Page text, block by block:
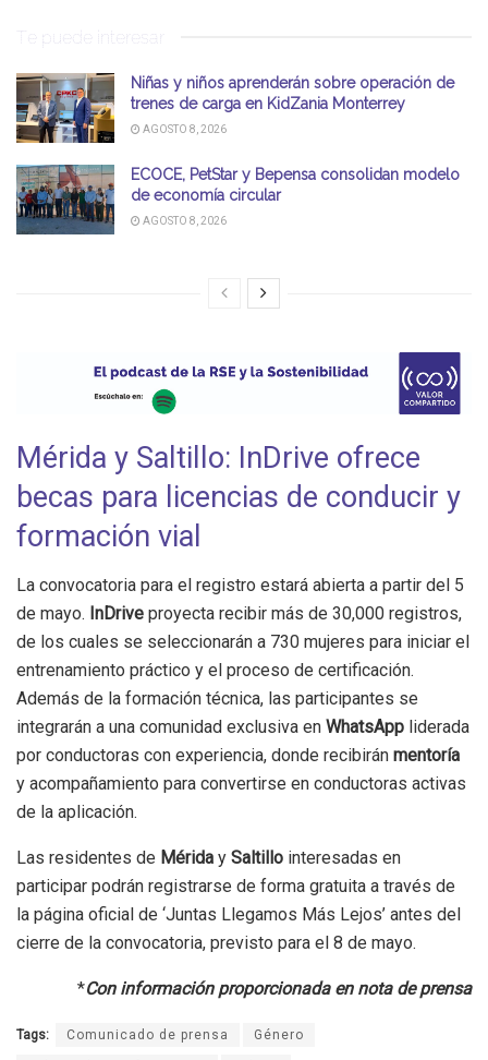
Te puede interesar
Niñas y niños aprenderán sobre operación de
trenes de carga en KidZania Monterrey
AGOSTO 8, 2026
ECOCE, PetStar y Bepensa consolidan modelo
de economía circular
AGOSTO 8, 2026
Mérida y Saltillo: InDrive ofrece
becas para licencias de conducir y
formación vial
La convocatoria para el registro estará abierta a partir del 5
de mayo. InDrive proyecta recibir más de 30,000 registros,
de los cuales se seleccionarán a 730 mujeres para iniciar el
entrenamiento práctico y el proceso de certificación.
Además de la formación técnica, las participantes se
integrarán a una comunidad exclusiva en WhatsApp liderada
por conductoras con experiencia, donde recibirán mentoría
y acompañamiento para convertirse en conductoras activas
de la aplicación.
Las residentes de Mérida y Saltillo interesadas en
participar podrán registrarse de forma gratuita a través de
la página oficial de ‘Juntas Llegamos Más Lejos’ antes del
cierre de la convocatoria, previsto para el 8 de mayo.
*Con información proporcionada en nota de prensa
Tags: Comunicado de prensa Género